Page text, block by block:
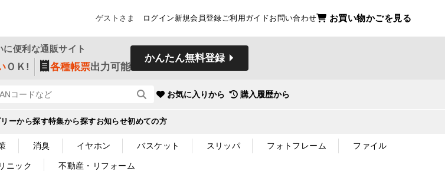
ゲストさま ログイン 新規会員登録ご利用ガイドお問い合わせ お買い物かごを見る
便利な通販サイト
ＯＫ! 各種帳票出力可能
かんたん無料登録
お気に入りから 購入履歴から
ーから探す特集から探すお知らせ初めての方
消臭 イヤホン バスケット スリッパ フォトフレーム ファイル
ニック 不動産・リフォーム